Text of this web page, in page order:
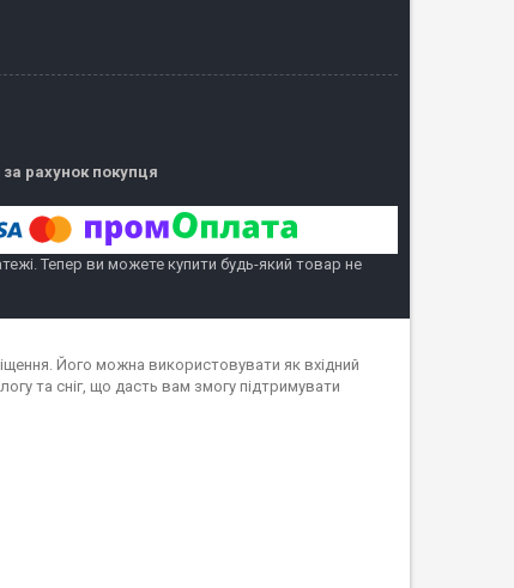
за рахунок покупця
Тепер ви можете купити будь-який товар не
Його можна використовувати як вхідний
та сніг, що дасть вам змогу підтримувати